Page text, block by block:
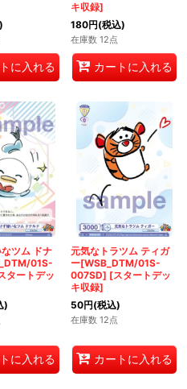
に入れる
キ収録]
180円(税込)
在庫数 12点
カートに入れる
ツム ドナ
01S-
タートデッ
)
に入れる
元気なトラツム ティガ
ー[WSB_DTM/01S-
007SD] [スタートデッ
キ収録]
50円(税込)
在庫数 12点
カートに入れる